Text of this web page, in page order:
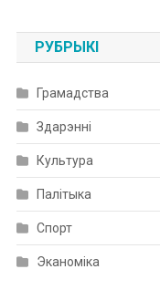
РУБРЫКІ
Грамадства
Здарэнні
Культура
Палітыка
Спорт
Эканоміка